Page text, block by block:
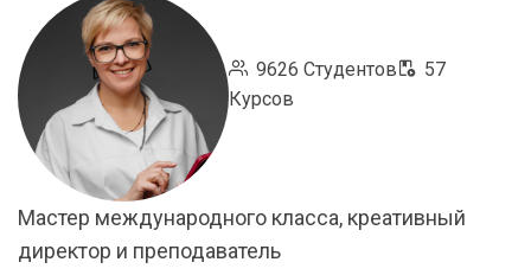
9626 Студентов
57
Курсов
Мастер международного класса, креативный
директор и преподаватель